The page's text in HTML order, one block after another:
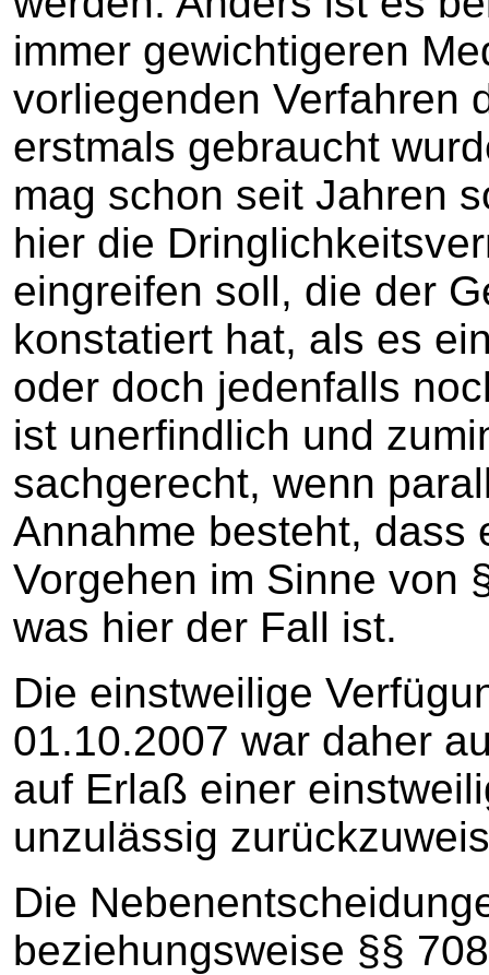
immer gewichtigeren
vorliegenden Verfahren
erstmals gebraucht
mag schon seit Jahren
hier die
eingreifen soll, die der
konstatiert hat, als es
oder doch jedenfalls
ist unerfindlich und
sachgerecht, wenn
Annahme besteht, dass
Vorgehen im Sinne von
was hier der Fall ist.
Die einstweilige
01.10.2007 war daher
auf Erlaß einer
unzulässig
Die
beziehungsweise §§